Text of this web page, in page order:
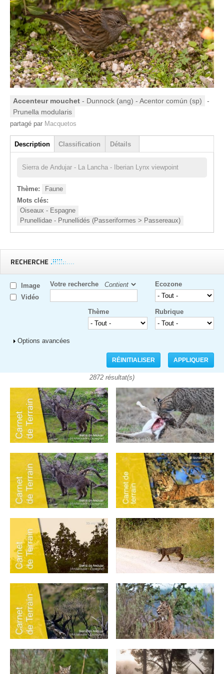
Accenteur mouchet - Dunnock (ang) - Acentor común (sp)
-
Prunella modularis
partagé par Macquetos
Groupe
Description
(onglet actif)
Classification Détails
Sierra de Andujar - La Lancha - Iberian Lynx viewpoint
Thème:
Faune
Mots clés:
Oiseaux - Espagne
Prunellidae - Prunellidés (Passeriformes > Passereaux)
RECHERCHE
Image
Vidéo
Votre recherche Ecozone
Rubrique
Thème
Afficher
Options avancées
2872 résultat(s)
Pages